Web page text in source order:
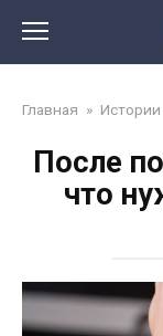
контенту
Главная » Истории
После
что